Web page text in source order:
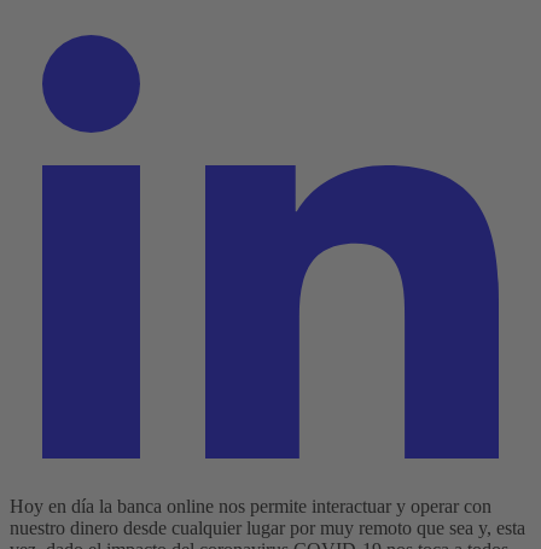
Hoy en día la banca online nos permite interactuar y operar con
nuestro dinero desde cualquier lugar por muy remoto que sea y, esta